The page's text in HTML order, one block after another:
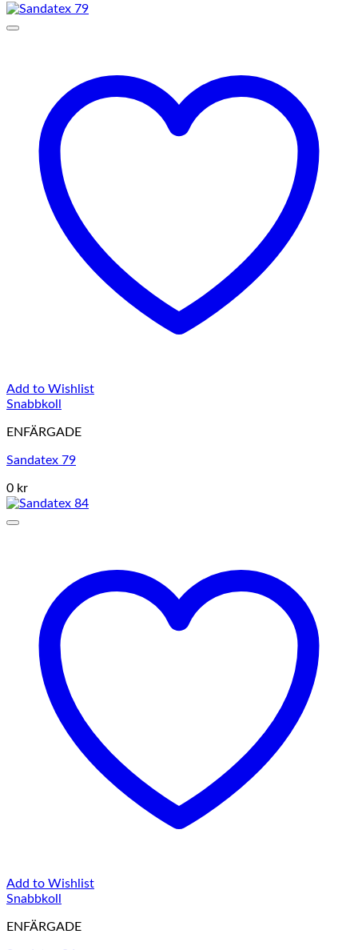
Add to Wishlist
Snabbkoll
ENFÄRGADE
Sandatex 79
0 kr
Add to Wishlist
Snabbkoll
ENFÄRGADE